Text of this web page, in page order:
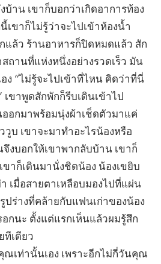
าน เขาก็บอกว่าเกิดอาการท้อง
ขาก็ไม่รู้ว่าจะไปเข้าห้องน้ำ
แล้ว ร้านอาหารก็ปิดหมดแล้ว สัก
สถานที่แห่งหนึ่งอย่างรวดเร็ว มัน
ง “ไม่รู้จะไปเข้าที่ไหน คิดว่าที่นี่
เขาพูดสักพักก็รีบเดินเข้าไป
ออกมาพร้อมนุ่งผ้าเช็ดตัวมาแค่
วูบ เขาจะมาทำอะไรน้องหรือ
งบอกให้เขาพากลับบ้าน เขาก็
าก็เดินมานั่งชิดน้อง น้องเขยิบ
เมื่อสายตาเหลือบมองไปที่แผ่น
ปร่างที่คล้ายกับแฟนเก่าของน้อง
กนะ ตั้งแต่แรกเห็นแล้วผมรู้สึก
เดียว
เท่านั้นเอง เพราะอีกไม่กี่วันคุณ